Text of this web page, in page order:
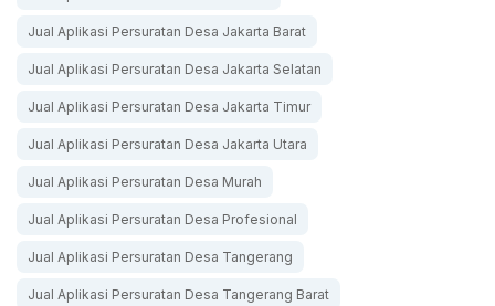
Jual Aplikasi Persuratan Desa Jakarta Barat
Jual Aplikasi Persuratan Desa Jakarta Selatan
Jual Aplikasi Persuratan Desa Jakarta Timur
Jual Aplikasi Persuratan Desa Jakarta Utara
Jual Aplikasi Persuratan Desa Murah
Jual Aplikasi Persuratan Desa Profesional
Jual Aplikasi Persuratan Desa Tangerang
Jual Aplikasi Persuratan Desa Tangerang Barat